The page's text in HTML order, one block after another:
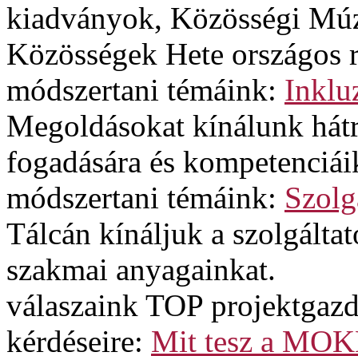
kiadványok, Közösségi
Közösségek Hete
módszertani témáink:
Megoldásokat kínálunk
fogadására és
módszertani témáink:
Tálcán kínáljuk a
szakmai anyagainkat.
válaszaink TOP
kérdéseire: Mit tesz a